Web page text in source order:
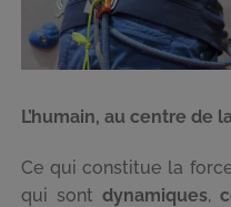
L’humain, au centre de
Ce qui constitue la
qui sont dynamiques,